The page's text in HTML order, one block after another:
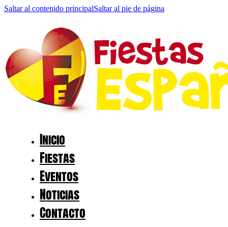
Saltar al contenido principalSaltar al pie de página
Inicio
Fiestas
Eventos
Noticias
Contacto